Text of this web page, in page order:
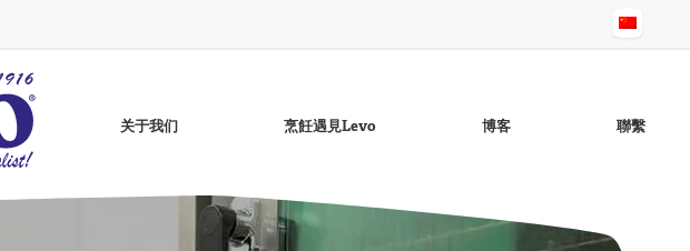
关于我们 烹飪遇見Levo 博客 聯繫